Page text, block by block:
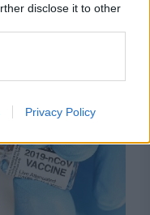
disclose it to other
Privacy Policy
Pandemiei
sale